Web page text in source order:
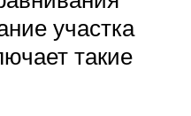
участка
такие